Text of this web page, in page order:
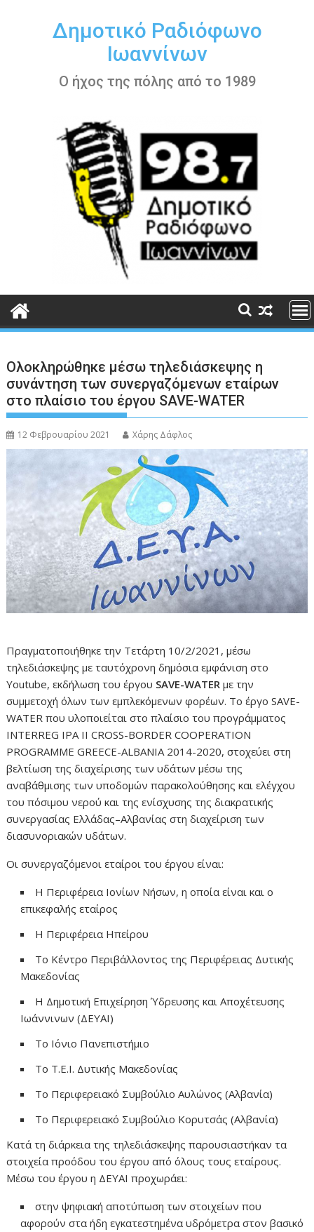
περιεχόμενοΔημοτικό Ραδιόφωνο
Ιωαννίνων
Ο ήχος της πόλης από το 1989
Ολοκληρώθηκε μέσω τηλεδιάσκεψης η
συνάντηση των συνεργαζόμενων εταίρων
στο πλαίσιο του έργου SAVE-WATER
12 Φεβρουαρίου 2021 Χάρης Δάφλος
Πραγματοποιήθηκε την Τετάρτη 10/2/2021, μέσω
τηλεδιάσκεψης με ταυτόχρονη δημόσια εμφάνιση στο
Youtube, εκδήλωση του έργου SAVE-WATER με την
συμμετοχή όλων των εμπλεκόμενων φορέων. Το έργο SAVE-
WATER που υλοποιείται στο πλαίσιο του προγράμματος
INTERREG IPA II CROSS-BORDER COOPERATION
PROGRAMME GREECE-ALBANIA 2014-2020, στοχεύει στη
βελτίωση της διαχείρισης των υδάτων μέσω της
αναβάθμισης των υποδομών παρακολούθησης και ελέγχου
του πόσιμου νερού και της ενίσχυσης της διακρατικής
συνεργασίας Ελλάδας–Αλβανίας στη διαχείριση των
διασυνοριακών υδάτων.
Οι συνεργαζόμενοι εταίροι του έργου είναι:
Η Περιφέρεια Ιονίων Νήσων, η οποία είναι και ο
επικεφαλής εταίρος
Η Περιφέρεια Ηπείρου
Το Κέντρο Περιβάλλοντος της Περιφέρειας Δυτικής
Μακεδονίας
Η Δημοτική Επιχείρηση Ύδρευσης και Αποχέτευσης
Ιωάννινων (ΔΕΥΑΙ)
Το Ιόνιο Πανεπιστήμιο
Το Τ.Ε.Ι. Δυτικής Μακεδονίας
Το Περιφερειακό Συμβούλιο Αυλώνoς (Αλβανία)
Το Περιφερειακό Συμβούλιο Κορυτσάς (Αλβανία)
Κατά τη διάρκεια της τηλεδιάσκεψης παρουσιαστήκαν τα
στοιχεία προόδου του έργου από όλους τους εταίρους.
Μέσω του έργου η ΔΕΥΑΙ προχωράει:
στην ψηφιακή αποτύπωση των στοιχείων που
αφορούν στα ήδη εγκατεστημένα υδρόμετρα στον βασικό